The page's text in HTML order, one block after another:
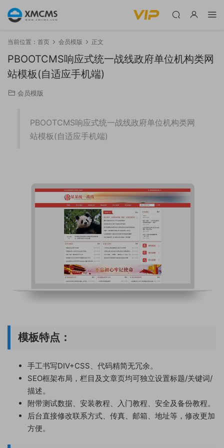
当前位置： 首页 会员模版 正文
PBOOTCMS响应式统一战线政府单位机构类网
站模板(自适应手机端)
会员模版
PBOOTCMS响应式统一战线政府单位机构类网
站模板(自适应手机端)
模板特点：
手工书写DIV+CSS、代码精简无冗余。
SEO框架布局，栏目及文章页均可独立设置标题/关键词/
描述。
附带测试数据、安装教程、入门教程、安全及备份教程。
后台直接修改联系方式、传真、邮箱、地址等，修改更加
方便。